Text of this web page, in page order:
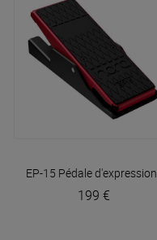
EP-15 Pédale d'expression
199 €